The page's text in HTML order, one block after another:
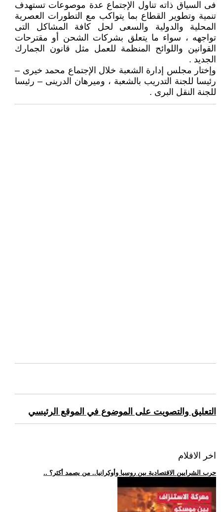
فى السياق ذاته تناول الإجتماع عدة موصوعات تستهدف
تنمية وتطوير القطاع بما يتواكب مع التطورات العصرية
المحلية والدولية والسعى لحل كافة المشاكل التى
تواجهه ، سواء ما يتعلق بشركات الشحن أو مقترحات
القوانين واللوائح المنظمة للعمل مثل قانون الجمارك
الجديد .
وإختار مجلس إدارة الشعبة خلال الإجتماع محمد خيرى –
رئيسا للجنة التدريب بالشعبة ، وميرهان الدرينى – رئيسا
للجنة النقل البرى .
التعليق والتصويت على الموضوع في الموقع الرئيسي
اخر الافلام
.. حرب الشرايين الاقتصادية بين روسيا وأوكرانيا.. من يصمد أكثر؟